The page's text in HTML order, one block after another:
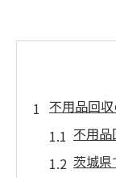
不用品回
不用
茨城県